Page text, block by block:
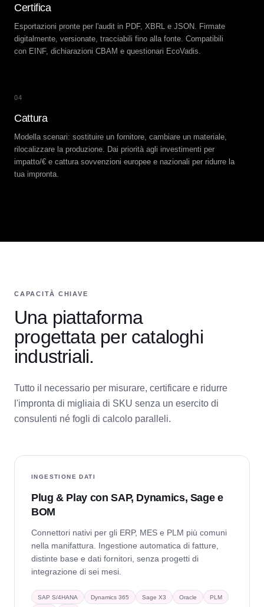
Certifica
Esportazioni pronte per l'audit in PDF, XBRL e JSON. Firmate
digitalmente, versionate, tracciabili fino alla fonte. Compatibili
con EINF, dichiarazioni CBAM e questionari EcoVadis.
04
Cattura
Modella scenari: sostituire un fornitore, cambiare un materiale,
rilocalizzare la produzione. Dai priorità agli investimenti per
impatto/€ e cattura sovvenzioni europee e nazionali per ridurre la
tua impronta.
CAPACITÀ CHIAVE
Una piattaforma
progettata per cataloghi
industriali.
Tutto il necessario per misurare, certificare e ridurre
l'impronta di migliaia di SKU senza un esercito di
consulenti né fogli di calcolo paralleli.
INGESTIONE DATI
Plug & Play con SAP, Dynamics, Sage e
BOM
Connettori nativi per gli ERP, MES e PLM più comuni
nella manifattura. Ingestione automatica di fatture,
distinte base e dati fornitori, senza progetti di
integrazione di sei mesi.
SAP S/4HANA Dynamics 365 Sage X3 Oracle PLM